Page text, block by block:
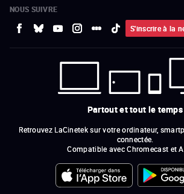
NOUS SUIVRE
S'inscrire à la
Partout et tout le temps
Retrouvez LaCinetek sur votre ordinateur,
connectée.
Compatible avec Chromecast et